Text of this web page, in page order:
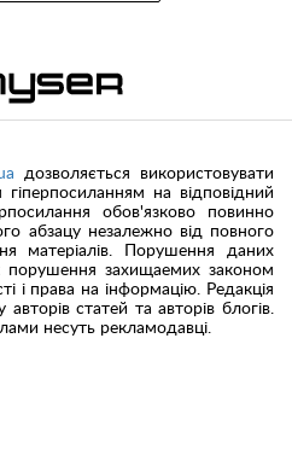
дозволяється використовувати
на відповідний
обов'язково повинно
абзацу незалежно від повного
матеріалів. Порушення даних
порушення захищаемих законом
і права на інформацію. Редакція
статей та авторів блогів.
несуть рекламодавці.